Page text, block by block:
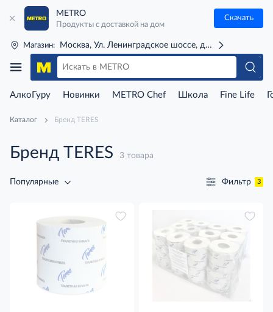
METRO
Продукты с доставкой на дом
Скачать
Магазин: Москва, Ул. Ленинградское шоссе, д. 71Г (м. Речной
АлкоГуру Новинки METRO Chef Школа Fine Life
Каталог Бренд TERES
Бренд TERES 3 товара
Популярные Фильтр 3